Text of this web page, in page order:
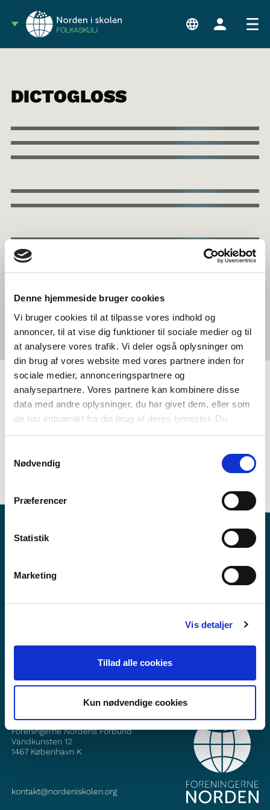
Denne hjemmeside bruger cookies
Vi bruger cookies til at tilpasse vores indhold og
annoncer, til at vise dig funktioner til sociale medier og til
at analysere vores trafik. Vi deler også oplysninger om
din brug af vores website med vores partnere inden for
sociale medier, annonceringspartnere og
analysepartnere. Vores partnere kan kombinere disse
data med andre oplysninger, du har givet dem, eller som
de har indsamlet fra din brug af deres tjenester. Du
samtykker til vores cookies, hvis du fortsætter med at
Nødvendig
Præferencer
Statistik
Marketing
Vis detaljer
Tillad alle cookies
Kun nødvendige cookies
FÓLKASKÚLI
TAGS
5.-6. flokkur 7.-10. flokkur Mál
Uppskot til ítriv
Sprogforståelse - nabosprogundervisning
DICTOGLOSS
Fylg okkum á Instagram
SAMBAND VIÐ
Foreningerne Nordens Forbund
Vandkunsten 12
1467 København K
kontakt@nordeniskolen.org